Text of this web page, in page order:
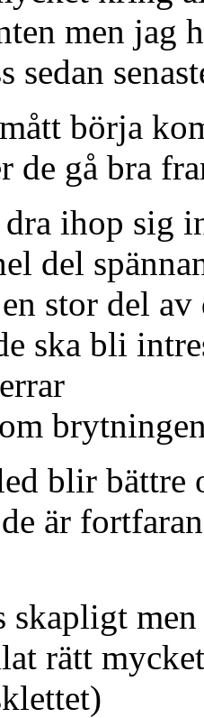
men jag
sedan
börja
de gå bra
dra ihop sig
del
stor del
ska bli
blir bättre
är
skapligt
rätt